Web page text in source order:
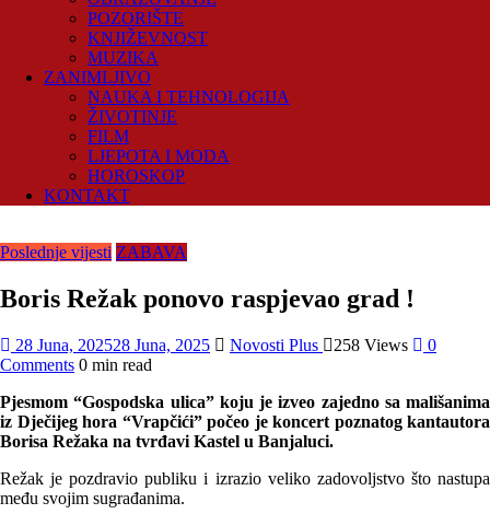
POZORIŠTE
KNJIŽEVNOST
MUZIKA
ZANIMLJIVO
NAUKA I TEHNOLOGIJA
ŽIVOTINJE
FILM
LJEPOTA I MODA
HOROSKOP
KONTAKT
Poslednje vijesti ZABAVA
Boris Režak ponovo raspjevao grad !
28 Juna, 202528 Juna, 2025 Novosti Plus 258 Views
0
Comments 0 min read
Pjesmom “Gospodska ulica” koju je izveo zajedno sa mališanima
iz Dječijeg hora “Vrapčići” počeo je koncert poznatog kantautora
Borisa Režaka na tvrđavi Kastel u Banjaluci.
Režak je pozdravio publiku i izrazio veliko zadovoljstvo što nastupa
među svojim sugrađanima.